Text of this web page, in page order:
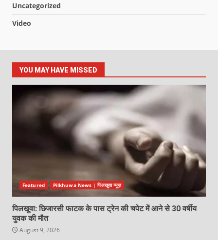
Uncategorized
Video
YOU MAY HAVE MISSED
Featured Pilkhuwa News | पिलखुवा न्यूज़
पिलखुवा: छिजारसी फाटक के पास ट्रेन की चपेट में आने से 30 वर्षीय
युवक की मौत
August 9, 2026